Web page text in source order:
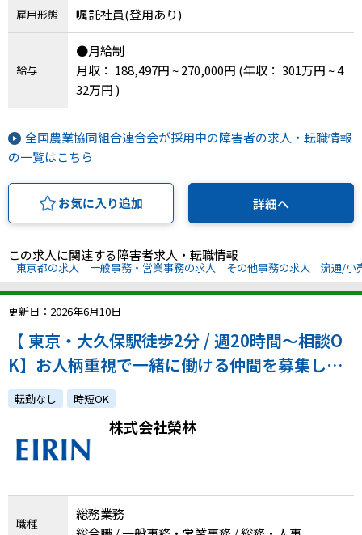
雇用形態 嘱託社員(登用あり)
給与
●月給制
月収： 188,497円 ~ 270,000円 (年収： 301万円 ~ 4
32万円 )
全国農業協同組合連合会が採用中の障害者の求人・転職情報
の一覧はこちら
お気に入り追加 詳細へ
この求人に関連する障害者求人・転職情報
東京都の求人 一般事務・営業事務の求人 その他事務の求人 流通/小
更新日：2026年6月10日
【 東京・大久保駅徒歩2分 / 週20時間～相談O
K】お人柄重視で一緒に働ける仲間を募集して
います！
転勤なし 時短OK
株式会社榮林
職種
総務業務